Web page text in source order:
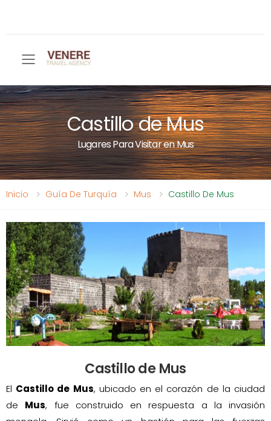
Toggle mobile menu
Castillo de Mus
Lugares Para Visitar en Mus
Inicio Guía De Turquía Mus Castillo De Mus
Castillo de Mus
El Castillo de Mus, ubicado en el corazón de la ciudad
de Mus, fue construido en respuesta a la invasión